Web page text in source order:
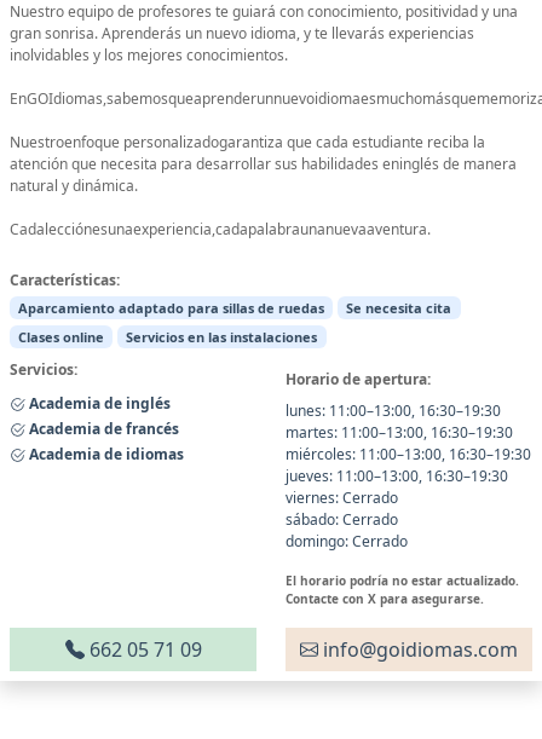
Nuestro equipo de profesores te guiará con conocimiento, positividad y una
gran sonrisa. Aprenderás un nuevo idioma, y te llevarás experiencias
inolvidables y los mejores conocimientos.
Nuestroenfoque personalizadogarantiza que cada estudiante reciba la
atención que necesita para desarrollar sus habilidades eninglés de manera
natural y dinámica.
Cadalecciónesunaexperiencia,cadapalabraunanuevaaventura.
Características:
Aparcamiento adaptado para sillas de ruedas
Se necesita cita
Clases online
Servicios en las instalaciones
Servicios:
Academia de inglés
Academia de francés
Academia de idiomas
Horario de apertura:
lunes: 11:00–13:00, 16:30–19:30
martes: 11:00–13:00, 16:30–19:30
miércoles: 11:00–13:00, 16:30–19:30
jueves: 11:00–13:00, 16:30–19:30
viernes: Cerrado
sábado: Cerrado
domingo: Cerrado
El horario podría no estar actualizado.
Contacte con X para asegurarse.
662 05 71 09 info@goidiomas.com